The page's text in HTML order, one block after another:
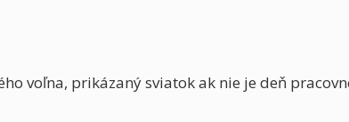
voľna, prikázaný sviatok ak nie je deň